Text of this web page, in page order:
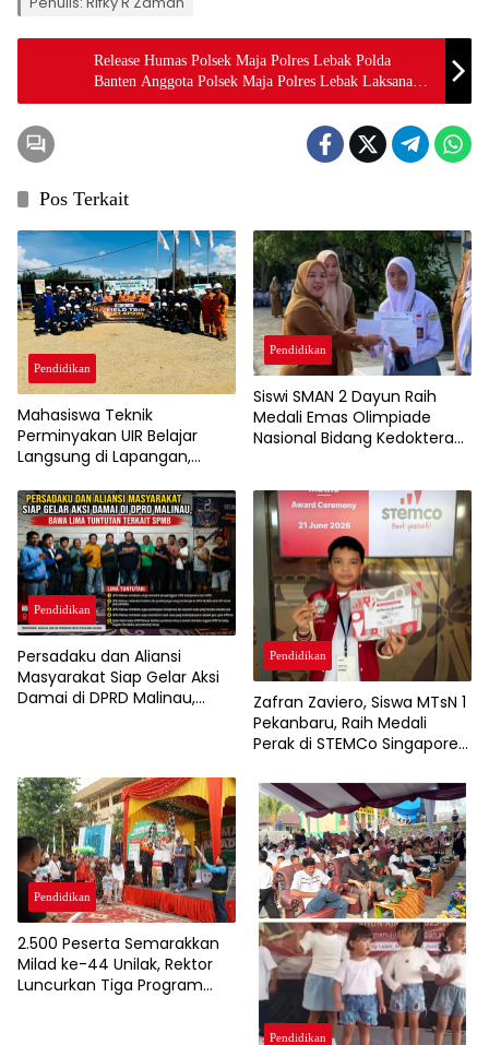
Release Humas Polsek Maja Polres Lebak Polda
Banten Anggota Polsek Maja Polres Lebak Laksanakan
Patroli Malam Hari Antisipasi Gangguan Kamtibmas
Pos Terkait
Pendidikan
Mahasiswa Teknik
Perminyakan UIR Belajar
Langsung di Lapangan,
Migas di PT APG
Westkampar Indonesia
Pendidikan
Siswi SMAN 2 Dayun Raih
Medali Emas Olimpiade
Nasional Bidang Kedokteran
Pendidikan
Persadaku dan Aliansi
Masyarakat Siap Gelar Aksi
Damai di DPRD Malinau,
Pendidikan
Zafran Zaviero, Siswa MTsN 1
Pekanbaru, Raih Medali
Perak di STEMCo Singapore
Pendidikan
2.500 Peserta Semarakkan
Milad ke-44 Unilak, Rektor
Luncurkan Tiga Program
Pendidikan